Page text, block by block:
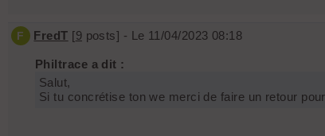
F FredT [9 posts] - Le 11/04/2023 08:18
Philtrace a dit :
Salut,
Si tu concrétise ton we merci de faire un retour